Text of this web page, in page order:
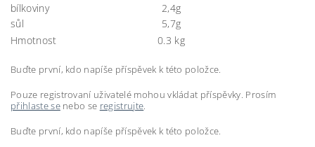
bílkoviny
2,4g
sůl
5,7g
Hmotnost
0.3 kg
Buďte první, kdo napíše příspěvek k této položce.
Pouze registrovaní uživatelé mohou vkládat příspěvky. Prosím
přihlaste senebo se registrujte.
Buďte první, kdo napíše příspěvek k této položce.